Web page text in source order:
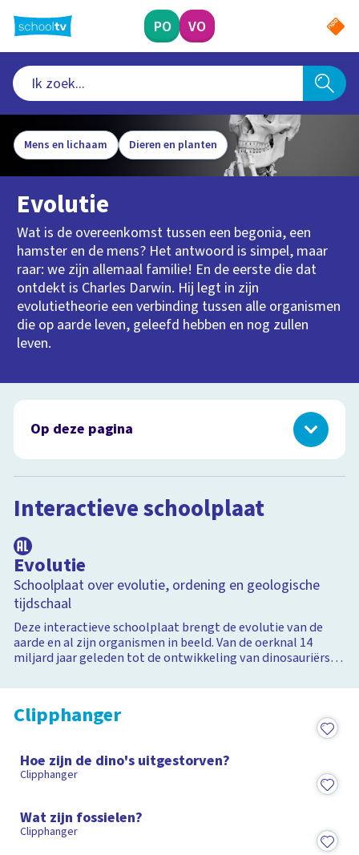
naar
hoofdinhoud
PO VO
Mens en lichaam Dieren en planten
Evolutie
Wat is de overeenkomst tussen een begonia, een
hamster en de mens? Het antwoord is simpel, maar
raar: we zijn allemaal familie! En de eerste die dat
ontdekt is Charles Darwin. Hij legt in zijn
evolutietheorie een verbinding tussen alle organismen
die op aarde leven, geleefd hebben en nog zullen
leven.
Op deze pagina
Programma's over evolutie
Interactieve schoolplaat
Evolutie
Schoolplaat over evolutie, ordening en geologische
tijdschaal
Deze interactieve schoolplaat brengt de evolutie van de
aarde en al zijn organismen in beeld. Van de oerknal 14
miljard jaar geleden tot de ontwikkeling van dinosauriërs
schoolplaat is veel te ontdekken: het eerste leven op aarde,
de invloed van natuurlijke selectie en mutaties op evolutie,
de bevolking van de aarde voordat wij bestonden én alle
twee tours te doen en je te laten rondleiden. Bij deze
schoolplaat hoort een lesbrief met o.a. gebruikstips,
Clipphanger
Hoe zijn de dino's uitgestorven?
Clipphanger
Wat zijn fossielen?
Clipphanger